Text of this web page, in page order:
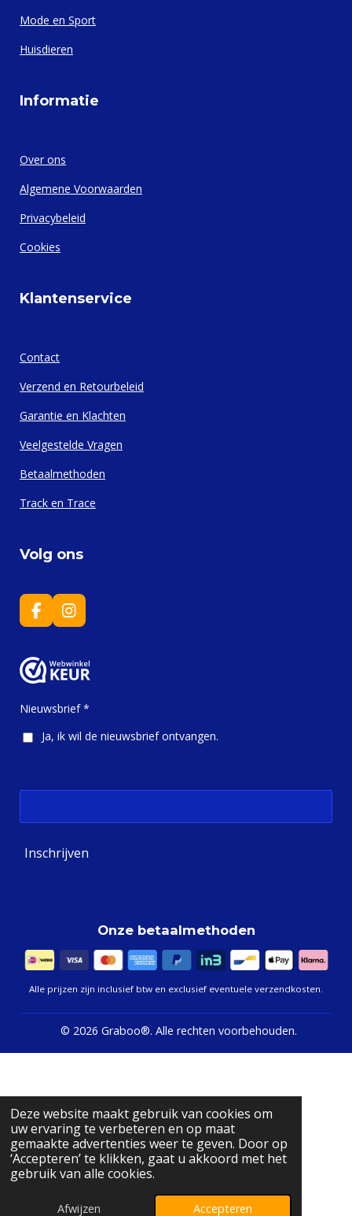
Deze website maakt gebruik van cookies om
uw ervaring te verbeteren en op maat
gemaakte advertenties weer te geven. Door op
‘Accepteren’ te klikken, gaat u akkoord met het
gebruik van alle cookies.
Afwijzen Accepteren
Mode en Sport
Huisdieren
Informatie
Over ons
Algemene Voorwaarden
Privacybeleid
Cookies
Klantenservice
Contact
Verzend en Retourbeleid
Garantie en Klachten
Veelgestelde Vragen
Betaalmethoden
Track en Trace
Volg ons
F
a
e
b
o
I
n
t
a
r
m
Nieuwsbrief *
Ja, ik wil de nieuwsbrief ontvangen.
Inschrijven
Onze betaalmethoden
Alle prijzen zijn inclusief btw en exclusief eventuele verzendkosten.
© 2026 Graboo®. Alle rechten voorbehouden.